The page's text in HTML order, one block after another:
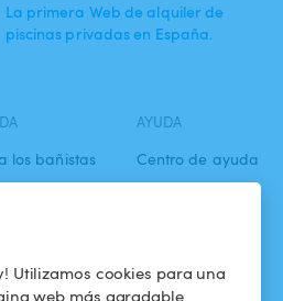
Utilizamos cookies para una
web más agradable.
La primera Web de alquiler de
piscinas privadas en España.
los bañistas
AYUDA
Centro de ayuda
confidencialidad